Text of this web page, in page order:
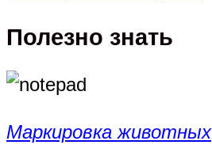
Полезно знать
Маркировка животных